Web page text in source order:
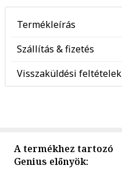
Termékleírás
Szállítás & fizetés
Visszaküldési feltételek
A termékhez tartozó
Genius előnyök: